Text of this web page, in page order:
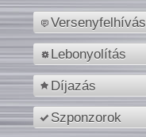
Versenyfelhívás
Lebonyolítás
Díjazás
Szponzorok